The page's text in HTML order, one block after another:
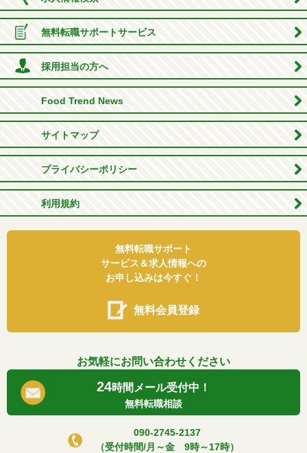
無料転職サポートサービス
採用担当の方へ
Food Trend News
サイトマップ
プライバシーポリシー
利用規約
無料転職サポート
サービス＆求人情報への
お申し込みは今すぐ！
無料会員登録
お気軽にお問い合わせください
24時間メール受付中！
無料転職相談
090-2745-2137
（受付時間/月～金 9時～17時）